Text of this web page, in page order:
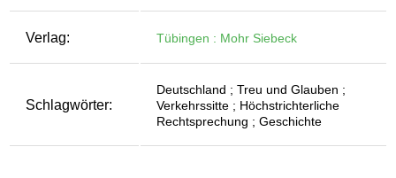
Verlag: Tübingen : Mohr Siebeck
Schlagwörter:
Deutschland ; Treu und Glauben ;
Verkehrssitte ; Höchstrichterliche
Rechtsprechung ; Geschichte